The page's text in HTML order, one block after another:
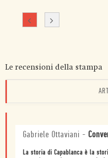
Le recensioni della stampa
Gabriele Ottaviani -
La storia di Capablanca è la